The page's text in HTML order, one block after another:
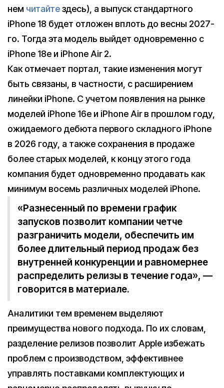
нем читайтездесь), а выпуск стандартного
iPhone 18 будет отложен вплоть до весны 2027-
го. Тогда эта модель выйдет одновременно с
iPhone 18e и iPhone Air 2.
Как отмечает портал, такие изменения могут
быть связаны, в частности, с расширением
линейки iPhone. С учетом появления на рынке
моделей iPhone 16e и iPhone Air в прошлом году,
ожидаемого дебюта первого складного iPhone
в 2026 году, а также сохранения в продаже
более старых моделей, к концу этого года
компания будет одновременно продавать как
минимум восемь различных моделей iPhone.
«Разнесенный по времени график
запусков позволит компании четче
разграничить модели, обеспечить им
более длительный период продаж без
внутренней конкуренции и равномернее
распределить релизы в течение года», —
говорится в материале.
Аналитики тем временем выделяют
преимущества нового подхода. По их словам,
разделение релизов позволит Apple избежать
проблем с производством, эффективнее
управлять поставками комплектующих и